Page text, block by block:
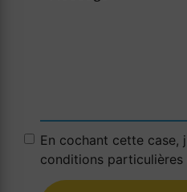
En cochant cette case,
conditions